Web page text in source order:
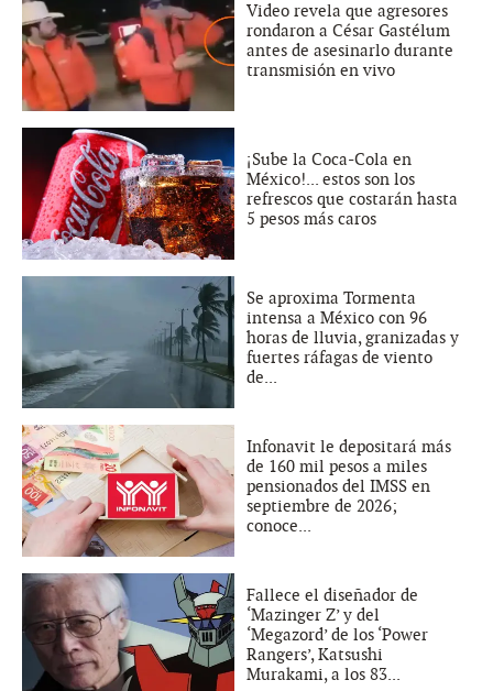
Video revela que agresores
rondaron a César Gastélum
antes de asesinarlo durante
transmisión en vivo
¡Sube la Coca-Cola en
México!... estos son los
refrescos que costarán hasta
5 pesos más caros
Se aproxima Tormenta
intensa a México con 96
horas de lluvia, granizadas y
fuertes ráfagas de viento
de...
Infonavit le depositará más
de 160 mil pesos a miles
pensionados del IMSS en
septiembre de 2026;
conoce...
Fallece el diseñador de
‘Mazinger Z’ y del
‘Megazord’ de los ‘Power
Rangers’, Katsushi
Murakami, a los 83...